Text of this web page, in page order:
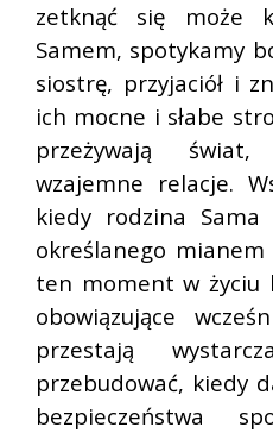
zetknąć się może
Samem, spotykamy
siostrę, przyjaciół i
ich mocne i słabe
przeżywają
wzajemne relacje.
kiedy rodzina
określanego
ten moment w życiu
obowiązujące
przestają
przebudować, kiedy
bezpieczeństwa